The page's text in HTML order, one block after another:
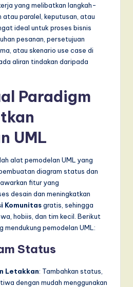
yang melibatkan langkah-
atau paralel, keputusan, atau
ideal untuk proses bisnis
pesanan, persetujuan
atau skenario use case di
aliran tindakan daripada
Paradigm
UML
alat pemodelan UML yang
diagram status dan
fitur yang
desain dan meningkatkan
Komunitasgratis, sehingga
hobiis, dan tim kecil. Berikut
mendukung pemodelan UML:
Status
Letakkan: Tambahkan status,
dengan mudah menggunakan